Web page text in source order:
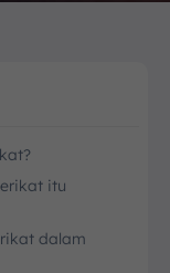
itu
dalam